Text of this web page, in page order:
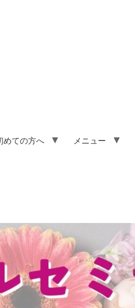
めての方へ メニュー